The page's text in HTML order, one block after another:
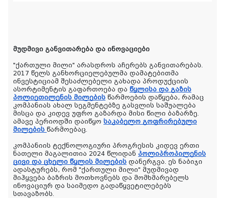
მუდმივი განვითარება და ინოვაციები
"ქართული მილი" არასდროს აჩერებს განვითარებას.
2017 წელს განხორციელებულმა დამატებითმა
ინვესტიციამ შესაძლებელი გახადა პროდუქციის
ასორტიმენტის გაფართოება და წყლისა და გაზის
პოლიეთილენის მილების წარმოების დაწყება, რამაც
კომპანიას ახალ სეგმენტებზე გასვლის საშუალება
მისცა და კიდევ უფრო გაზარდა მისი წილი ბაზარზე.
ამავე პერიოდში დაიწყო საკაბელო გოფრირებული
მილების წარმოებაც.
კომპანიის ტექნოლოგიური პროგრესის კიდევ ერთი
ნათელი მაგალითია 2024 წლიდან პოლიპროპილენის
ცივი და ცხელი წყლის მილების დანერგვა. ეს ნაბიჯი
ადასტურებს, რომ "ქართული მილი" მუდმივად
მიჰყვება ბაზრის მოთხოვნებს და მომხმარებელს
ინოვაციურ და საიმედო გადაწყვეტილებებს
სთავაზობს.